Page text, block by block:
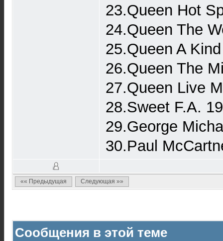
23.Queen Hot
24.Queen The
25.Queen A
26.Queen The
27.Queen Live
28.Sweet F.A.
29.George
30.Paul
«« Предыдущая Следующая »»
Сообщения в этой теме